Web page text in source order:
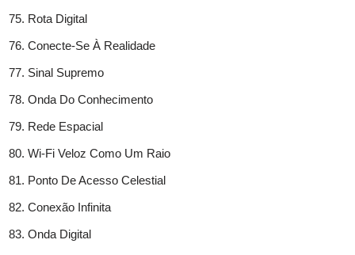
Rota Digital
Conecte-Se À Realidade
Sinal Supremo
Onda Do Conhecimento
Rede Espacial
Wi-Fi Veloz Como Um Raio
Ponto De Acesso Celestial
Conexão Infinita
Onda Digital